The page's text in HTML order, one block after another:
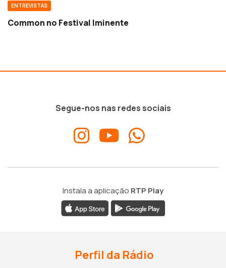
ENTREVISTAS
Common no Festival Iminente
Segue-nos nas redes sociais
Instala a aplicação RTP Play
Perfil da Rádio